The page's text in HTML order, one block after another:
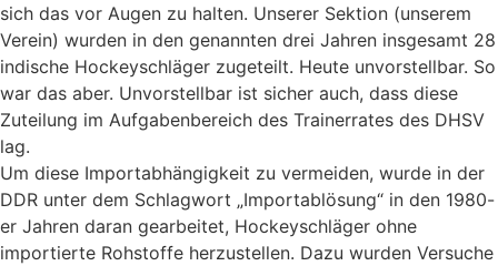
sich das vor Augen zu halten. Unserer Sektion (unserem
Verein) wurden in den genannten drei Jahren insgesamt 28
indische Hockeyschläger zugeteilt. Heute unvorstellbar. So
war das aber. Unvorstellbar ist sicher auch, dass diese
Zuteilung im Aufgabenbereich des Trainerrates des DHSV
lag.
Um diese Importabhängigkeit zu vermeiden, wurde in der
DDR unter dem Schlagwort „Importablösung“ in den 1980-
er Jahren daran gearbeitet, Hockeyschläger ohne
importierte Rohstoffe herzustellen. Dazu wurden Versuche